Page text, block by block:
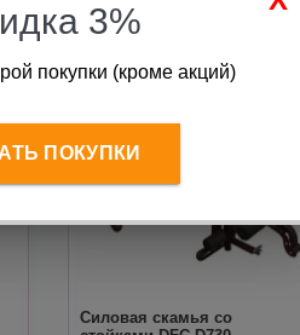
Силовая скамья со
3%
покупки (кроме акций)
ПОКУПКИ